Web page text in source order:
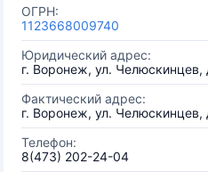
ОГРН:
1123668009740
Юридический адрес:
г. Воронеж, ул. Челюскинцев,
Фактический адрес:
г. Воронеж, ул. Челюскинцев,
Телефон:
8(473) 202-24-04